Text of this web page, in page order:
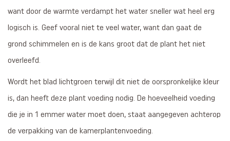
want door de warmte verdampt het water sneller wat heel erg
logisch is. Geef vooral niet te veel water, want dan gaat de
grond schimmelen en is de kans groot dat de plant het niet
overleefd.
Wordt het blad lichtgroen terwijl dit niet de oorspronkelijke kleur
is, dan heeft deze plant voeding nodig. De hoeveelheid voeding
die je in 1 emmer water moet doen, staat aangegeven achterop
de verpakking van de kamerplantenvoeding.